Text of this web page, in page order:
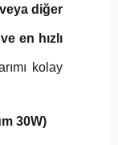
diğer
en hızlı
kolay
30W)